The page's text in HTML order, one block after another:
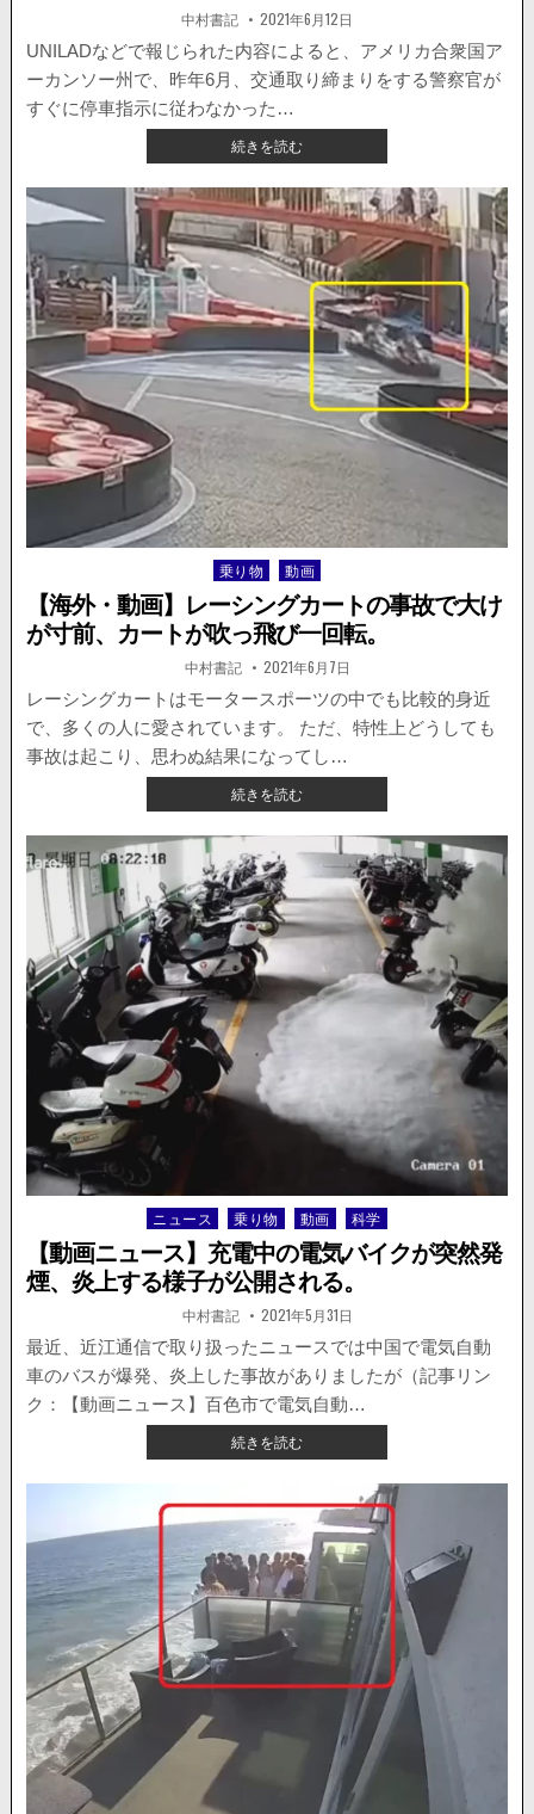
の
後
崖
が
動
画
が
公
開。
著
者:
中村書記 掲
載
日：
2021年6月12日
UNILADなどで報じられた内容によると、アメリカ合衆国ア
ーカンソー州で、昨年6月、交通取り締まりをする警察官が
すぐに停車指示に従わなかった…
続きを読む【海
外
ニ
ュ
ー
ス】
停
車
指
示
に
す
ぐ
従
わ
な
い
車
に
警
察
パ
ー
が
体
婦
が
乗
て
い
に。
Posted
乗り物 動画
【海外・動画】レーシングカートの事故で大け
が寸前、カートが吹っ飛び一回転。
著
者:
中村書記 掲
載
日：
2021年6月7日
レーシングカートはモータースポーツの中でも比較的身近
で、多くの人に愛されています。 ただ、特性上どうしても
事故は起こり、思わぬ結果になってし…
続きを読む【海
外・
動
画】
レ
ー
シ
グ
カ
ー
故
で
が
寸
前、
カ
ー
ト
吹
っ
飛
び
Posted
ニュース 乗り物 動画 科学
【動画ニュース】充電中の電気バイクが突然発
煙、炎上する様子が公開される。
著
者:
中村書記 掲
載
日：
2021年5月31日
最近、近江通信で取り扱ったニュースでは中国で電気自動
車のバスが爆発、炎上した事故がありましたが（記事リン
ク：【動画ニュース】百色市で電気自動…
続きを読む【動
画
ュ
ー
ス】
充
電
電
気